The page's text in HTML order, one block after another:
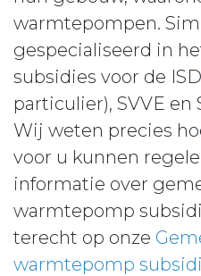
warmtepompen.
gespecialiseerd in
subsidies voor de
particulier), SVVE en
Wij weten precies
voor u kunnen
informatie over
warmtepomp
terecht op onze
warmtepomp